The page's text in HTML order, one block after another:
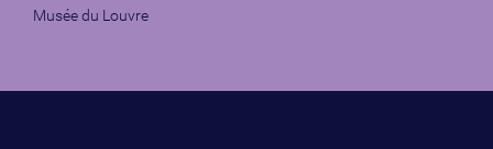
Musée du Louvre